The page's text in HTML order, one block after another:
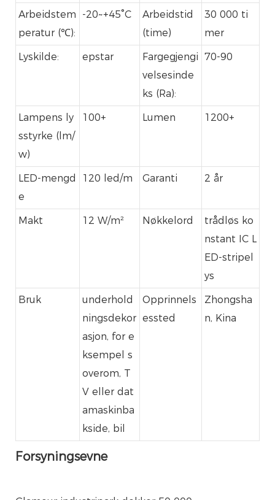
Arbeidstem
peratur (℃):
-20~+45°C
Arbeidstid
(time)
30 000 ti
mer
Lyskilde: epstar
Fargegjengi
velsesinde
ks (Ra):
70-90
Lampens ly
sstyrke (lm/
w)
100+ Lumen 1200+
LED-mengd
e
120 led/m Garanti 2 år
Makt 12 W/m² Nøkkelord
trådløs ko
nstant IC L
ED-stripel
ys
Bruk
underhold
ningsdekor
asjon, for e
ksempel s
overom, T
V eller dat
amaskinba
kside, bil
Opprinnels
essted
Zhongsha
n, Kina
Forsyningsevne